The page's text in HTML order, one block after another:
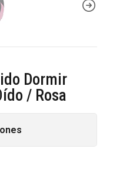
Dormir
/ Rosa